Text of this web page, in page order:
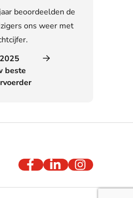
beoordeelden de
ons weer met
beste